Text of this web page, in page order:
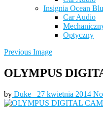
Insignia Ocean
Car Audio
Optyczny
Previous Image
OLYMPUS
by Duke_ 27 kwietnia 2014